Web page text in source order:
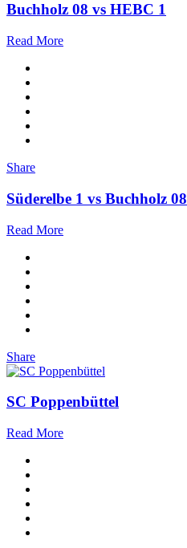
Buchholz 08 vs HEBC 1
Read More
Share
Süderelbe 1 vs Buchholz 08
Read More
Share
SC Poppenbüttel
Read More